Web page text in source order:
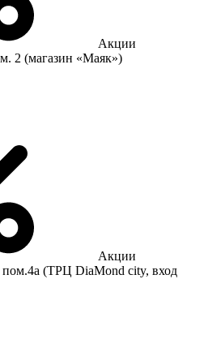
Акции
2 (магазин «Маяк»)
Акции
(ТРЦ DiaMond city, вход